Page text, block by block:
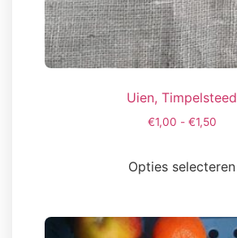
Uien, Timpelsteed
€1,00 - €1,50
Opties selecteren